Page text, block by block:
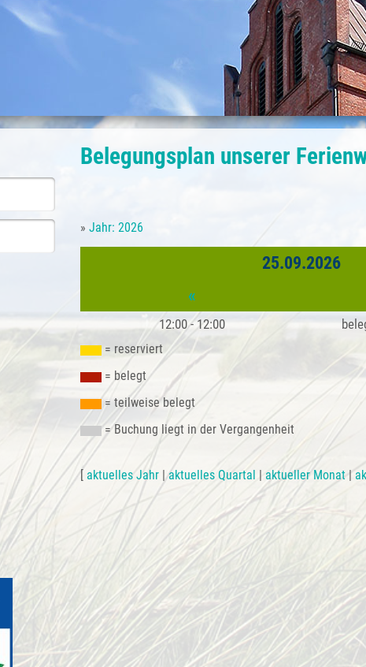
Belegungsplan unserer
»Jahr: 2026
25.09.2026
«
12:00 - 12:00
= reserviert
= belegt
= teilweise belegt
= Buchung liegt in der Vergangenheit
[ aktuelles Jahr |aktuelles Quartal | aktueller Monat|